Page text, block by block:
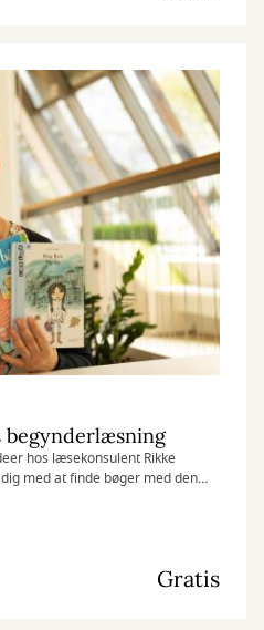
hos læsekonsulent Rikke
med at finde bøger med den
Gratis